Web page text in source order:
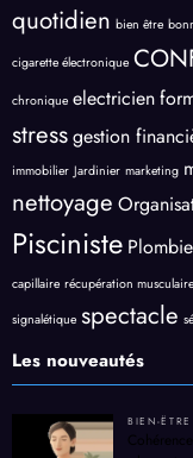
quotidien bien être
cigarette électronique
chronique electricien
stressgestion
immobilier Jardinier marketing
nettoyage
Pisciniste
capillaire récupération musculaire
signalétique spectacle
Les nouveautés
BIEN-ËTRE